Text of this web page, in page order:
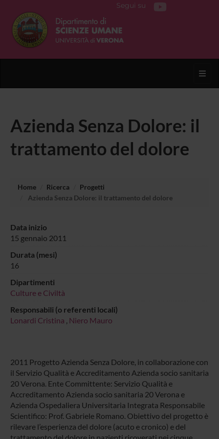
Segui su
Azienda Senza Dolore: il
trattamento del dolore
Home Ricerca
Progetti
Azienda Senza Dolore: il trattamento del dolore
Data inizio
15 gennaio 2011
Durata (mesi)
16
Dipartimenti
Culture e Civiltà
Responsabili (o referenti locali)
Lonardi Cristina , Niero Mauro
2011 Progetto Azienda Senza Dolore, in collaborazione con
il Servizio Qualità e Accreditamento Azienda socio sanitaria
20 Verona. Ente Committente: Servizio Qualità e
Accreditamento Azienda socio sanitaria 20 Verona e
Azienda Ospedaliera Universitaria Integrata Responsabile
Scientifico: Prof. Gabriele Romano. Obiettivo del progetto è
rilevare l’esperienza del dolore (acuto e cronico) e del